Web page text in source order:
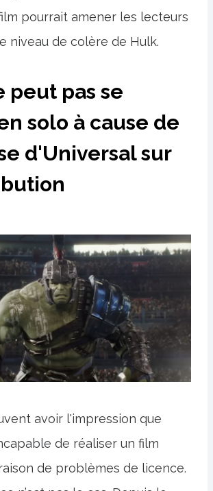
pourrait amener les lecteurs
niveau de colère de Hulk.
peut pas se
solo à cause de
d'Universal sur
avoir l'impression que
de réaliser un film
de problèmes de licence.